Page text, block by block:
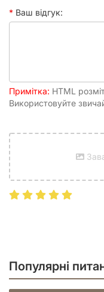
Ваш відгук:
Примітка: HTML
Використовуйте
Популярні